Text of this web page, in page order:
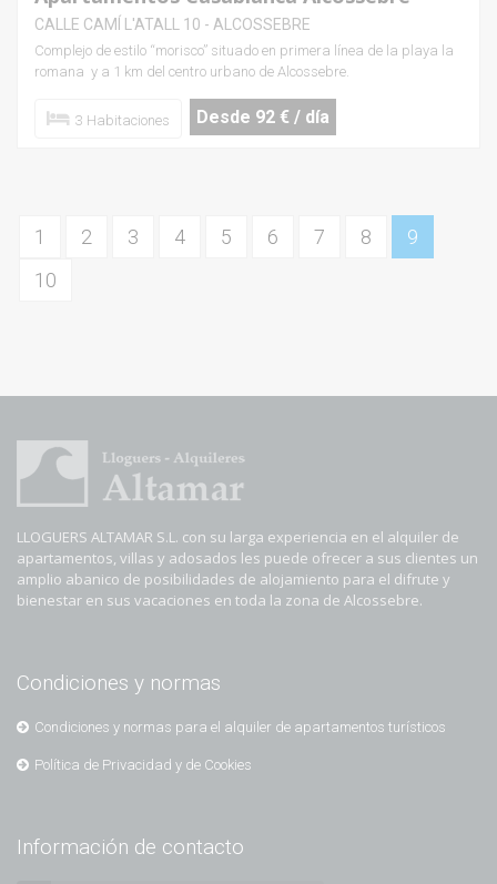
CALLE CAMÍ L'ATALL 10 - ALCOSSEBRE
Complejo de estilo “morisco” situado en primera línea de la playa la
romana y a 1 km del centro urbano de Alcossebre.
3 Habitaciones Desde 92 € / día
1 2 3 4 5 6 7 8
9
10
LLOGUERS ALTAMAR S.L. con su larga experiencia en el alquiler de
apartamentos, villas y adosados les puede ofrecer a sus clientes un
amplio abanico de posibilidades de alojamiento para el difrute y
bienestar en sus vacaciones en toda la zona de Alcossebre.
Condiciones y normas
Condiciones y normas para el alquiler de apartamentos turísticos
Política de Privacidad y de Cookies
Información de contacto